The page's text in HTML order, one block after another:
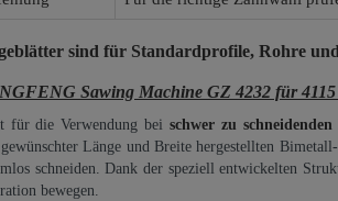
sind für Standardprofile, Rohre
Sawing Machine GZ 4232 für 4115
für die Verwendung bei schwer zu
Länge und Breite hergestellten
schneiden. Dank der speziell entwickelten
bewegen.